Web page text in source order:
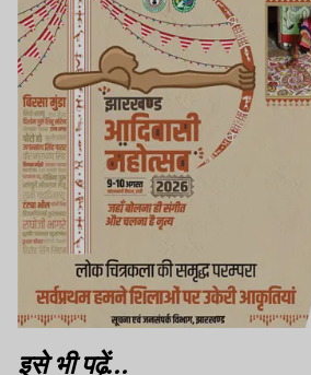
इसे भी पढ़ें...